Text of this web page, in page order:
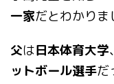
一家だとわかりま
父は日本体育大学、
ットボール選手だ